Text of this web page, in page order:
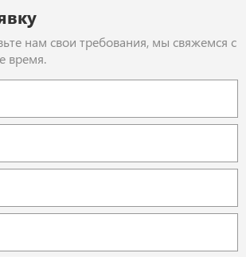
нам свои требования, мы свяжемся с
время.